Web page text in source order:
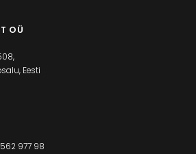
OÜ
Eesti
977 98